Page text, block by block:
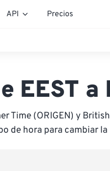
API Precios
EEST a
Time (ORIGEN) y
de hora para cambiar la